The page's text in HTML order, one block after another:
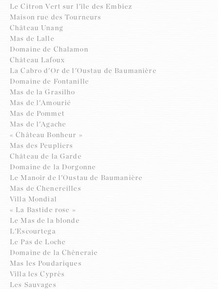
Le Citron Vert sur l'île des Embiez
Maison rue des Tourneurs
Château Unang
Mas de Lalle
Domaine de Chalamon
Château Lafoux
La Cabro d'Or de l'Oustau de Baumanière
Domaine de Fontanille
Mas de la Grasilho
Mas de l'Amourié
Mas de Pommet
Mas de l'Agache
« Château Bonheur »
Mas des Peupliers
Château de la Garde
Domaine de la Dorgonne
Le Manoir de l'Oustau de Baumanière
Mas de Chenereilles
Villa Mondial
« La Bastide rose »
Le Mas de la blonde
L'Escourtega
Le Pas de Loche
Domaine de la Chêneraie
Mas les Poudariques
Villa les Cyprès
Les Sauvages